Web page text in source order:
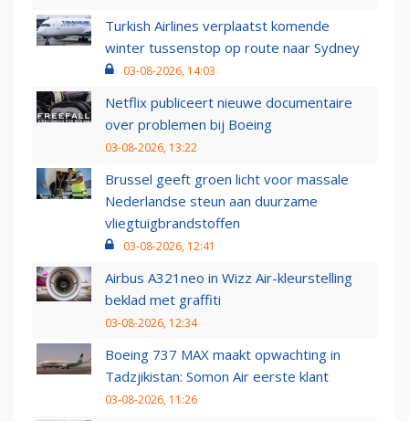
Turkish Airlines verplaatst komende
winter tussenstop op route naar Sydney
03-08-2026, 14:03
Netflix publiceert nieuwe documentaire
over problemen bij Boeing
03-08-2026, 13:22
Brussel geeft groen licht voor massale
Nederlandse steun aan duurzame
vliegtuigbrandstoffen
03-08-2026, 12:41
Airbus A321neo in Wizz Air-kleurstelling
beklad met graffiti
03-08-2026, 12:34
Boeing 737 MAX maakt opwachting in
Tadzjikistan: Somon Air eerste klant
03-08-2026, 11:26